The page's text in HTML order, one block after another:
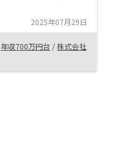
ことが出来た。 不
堅苦しいってイメー
した。 何回か面談
の都度疑問点、不安
悩みを解消すること
2025年07月29日
年収700万円台 /株式会社